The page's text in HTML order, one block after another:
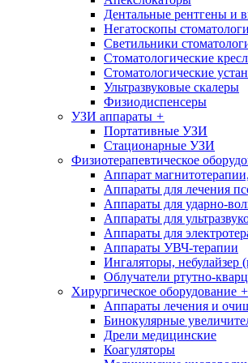
Дентальные рентгены и
Негатоскопы
Светильники
Стоматологические
Стоматологические
Ультразвуковые скалеры
Физиодиспенсеры
УЗИ аппараты +
Портативные УЗИ
Стационарные УЗИ
Физиотерапевтическое
Аппарат
Аппараты для лечения
Аппараты для ударно-
Аппараты для
Аппараты для
Аппараты УВЧ-терапии
Ингаляторы, небулайзер
Облучатели ртутно-
Хирургическое оборудование +
Аппараты лечения и
Бинокулярные
Дрели медицинские
Коагуляторы